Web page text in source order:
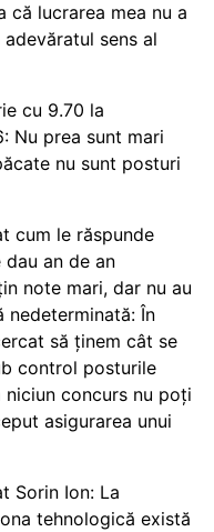
că lucrarea mea nu a
sens al
cu 9.70 la
Nu prea sunt mari
nu sunt posturi
cum le răspunde
an de an
note mari, dar nu au
nedeterminată: În
să ținem cât se
control posturile
concurs nu poți
asigurarea unui
Sorin Ion: La
tehnologică există